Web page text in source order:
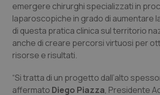
Tumori del Polmone & Testa
Tumori gastrointestinali
Vaccini
emergere chirurghi specializzati in
laparoscopiche in grado di aumentare
di questa pratica clinica sul territorio
anche di creare percorsi virtuosi per
risorse e risultati.
“Si tratta di un progetto dall’alto
affermato Diego Piazza, Presidente